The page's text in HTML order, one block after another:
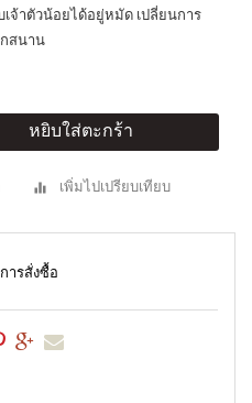
จ้าตัวน้อยได้อยู่หมัด เปลี่ยนการ
สนาน
หยิบใส่ตะกร้า
เพิ่มไปเปรียบเทียบ
ารสั่งซื้อ